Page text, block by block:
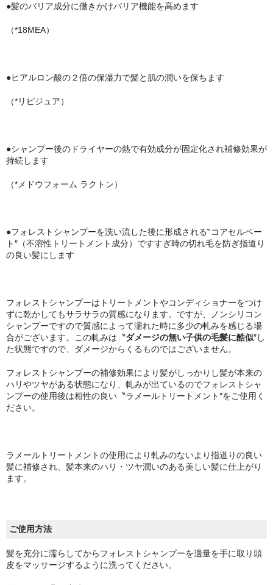
●髪のバリア成分に働きかけバリア機能を高めます
（*18MEA）
●ヒアルロン酸の２倍の保湿力で髪と肌の潤いを保ちます
（*リピジュア）
●シャンプー後のドライヤーの熱で有効成分が固定化され補修効果が
持続します
（*メドウフォーム ラクトン）
●フォレストシャンプーを洗い流した後に形成される‶コアセルベー
ト″（不溶性トリートメント成分）ですすぎ時の切れ毛を防ぎ指道り
の良い髪にします
フォレストシャンプーはトリートメントやコンディショナーをつけ
ずに乾かしてもサラサラの質感になります。ですが、ノンシリコン
シャンプーですので質感によって濡れた時に多少の軋みを感じる場
合がございます。この軋みは〝ダメージの無い子供の毛髪に酷似″し
た状態ですので、ダメージからくるものではございません。
フォレストシャンプーの補修効果により髪がしっかりし髪が本来の
ハリやツヤがある状態になり、軋みが出ているのでフォレストシャ
ンプーの使用後は相性の良い〝ラメールトリートメント″をご使用く
ださい。
ラメールトリートメントの使用により軋みのないより指道りの良い
髪に補修され、髪本来のハリ・ツヤ潤いのある美しい髪に仕上がり
ます。
ご使用方法
髪を充分に濡らしてからフォレストシャンプーを適量を手に取り頭
皮をマッサージするように洗ってください。